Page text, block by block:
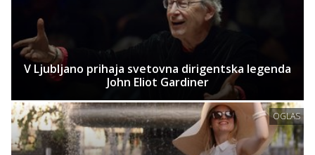
V Ljubljano prihaja svetovna dirigentska legenda
John Eliot Gardiner
OGLAS